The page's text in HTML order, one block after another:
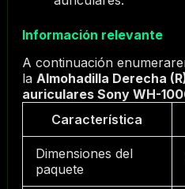
Información relevante
A continuación
la Almohadilla Derecha
auriculares Sony WH-
Característica
Dimensiones del
paquete